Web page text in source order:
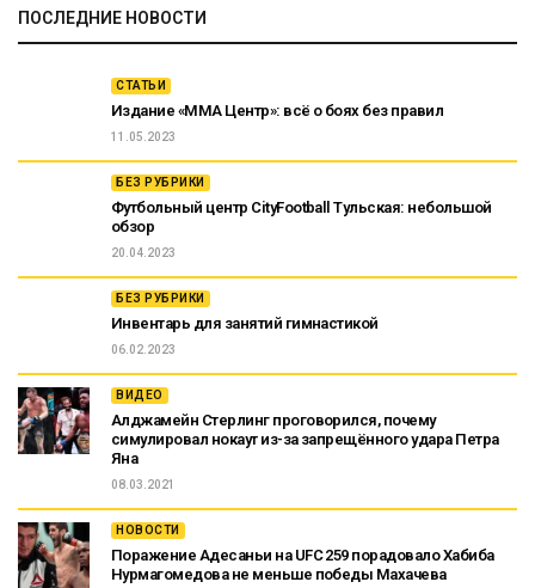
ПОСЛЕДНИЕ НОВОСТИ
СТАТЬИ
Издание «ММА Центр»: всё о боях без правил
11.05.2023
БЕЗ РУБРИКИ
Футбольный центр CityFootball Тульская: небольшой
обзор
20.04.2023
БЕЗ РУБРИКИ
Инвентарь для занятий гимнастикой
06.02.2023
ВИДЕО
Алджамейн Стерлинг проговорился, почему
симулировал нокаут из-за запрещённого удара Петра
Яна
08.03.2021
НОВОСТИ
Поражение Адесаньи на UFC 259 порадовало Хабиба
Нурмагомедова не меньше победы Махачева